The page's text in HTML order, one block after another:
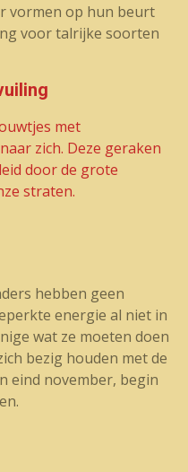
vormen op hun beurt
voor talrijke soorten
met
zich. Deze geraken
door de grote
straten.
hebben geen
energie al niet in
wat ze moeten doen
bezig houden met de
eind november, begin